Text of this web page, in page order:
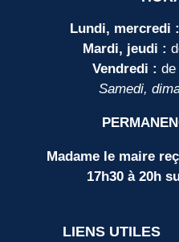
Lundi, mercredi :
Mardi, jeudi :
Vendredi : de
Samedi,
Madame le maire
17h30 à 20h
LIENS UTILES